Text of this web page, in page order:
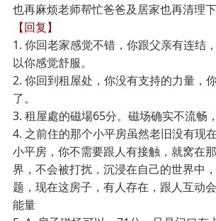
也再麻烦老师帮忙爸爸及居家也再清理
【回复】
1. 你回老家感觉不错，你跟父亲有连结
以你感觉舒服。
2. 你回到租屋处，你没有支持的力量，
了。
3. 租屋處的磁場65分。磁场确实不流畅
4. 之前住的那个小平房虽然老旧没有现
小平房，你不需要跟人有接触，就窝在
界，不会被打扰，沉浸在自己的世界中
题，现在这房子，有人存在，跟人互动
能量